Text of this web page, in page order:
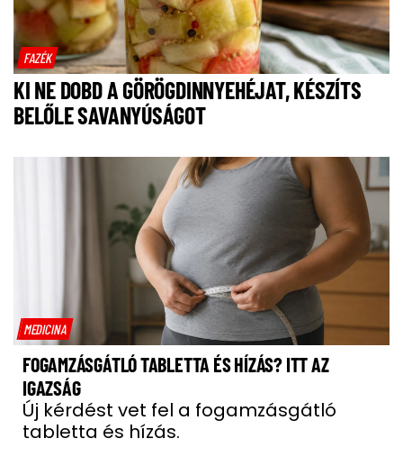
FAZÉK
KI NE DOBD A GÖRÖGDINNYEHÉJAT, KÉSZÍTS
BELŐLE SAVANYÚSÁGOT
MEDICINA
FOGAMZÁSGÁTLÓ TABLETTA ÉS HÍZÁS? ITT AZ
IGAZSÁG
Új kérdést vet fel a fogamzásgátló
tabletta és hízás.